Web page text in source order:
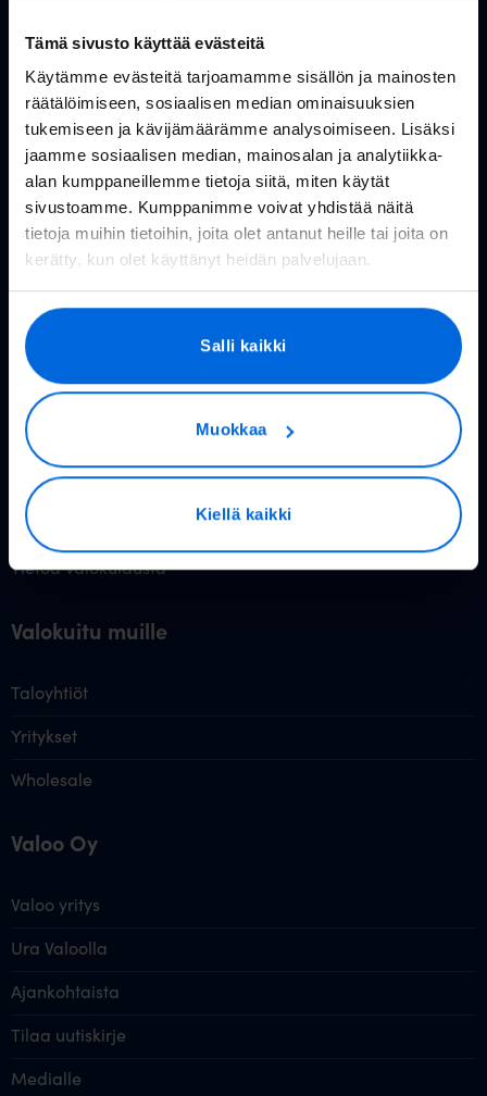
Tämä sivusto käyttää evästeitä
Käytämme evästeitä tarjoamamme sisällön ja mainosten
räätälöimiseen, sosiaalisen median ominaisuuksien
tukemiseen ja kävijämäärämme analysoimiseen. Lisäksi
jaamme sosiaalisen median, mainosalan ja analytiikka-
alan kumppaneillemme tietoja siitä, miten käytät
sivustoamme. Kumppanimme voivat yhdistää näitä
tietoja muihin tietoihin, joita olet antanut heille tai joita on
kerätty, kun olet käyttänyt heidän palvelujaan.
Salli kaikki
Muokkaa
Kiellä kaikki
Asiakaspalvelu
Tukisivusto
Huolto- ja häiriötiedotteet
Valoo kokemuksia
In English
Valokuitu kuluttajille
Rakennettavat alueet
Valokuitu kotiin
Reitittimet
Valoo TV
Hinnasto
Tietoa valokuidusta
Valokuitu muille
Taloyhtiöt
Yritykset
Wholesale
Valoo Oy
Valoo yritys
Ura Valoolla
Ajankohtaista
Tilaa uutiskirje
Medialle